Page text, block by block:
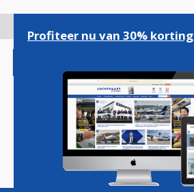
gaan
Magazine Podcasts
Profiteer nu van 30% korting